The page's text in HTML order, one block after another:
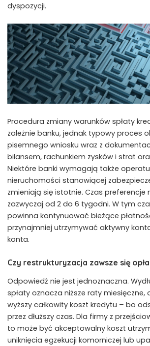
dyspozycji.
Procedura zmiany warunków spłaty
zależnie banku, jednak typowy proces
pisemnego wniosku wraz z
bilansem, rachunkiem zysków i strat
Niektóre banki wymagają także
nieruchomości stanowiącej
zmieniają się istotnie. Czas preferencje
zazwyczaj od 2 do 6 tygodni. W tym
powinna kontynuować bieżące
przynajmniej utrzymywać aktywny
konta.
Czy restrukturyzacja zawsze się
Odpowiedź nie jest jednoznaczna.
spłaty oznacza niższe raty miesięczne,
wyższy całkowity koszt kredytu – bo
przez dłuższy czas. Dla firmy z
to może być akceptowalny koszt
uniknięcia egzekucji komorniczej lub